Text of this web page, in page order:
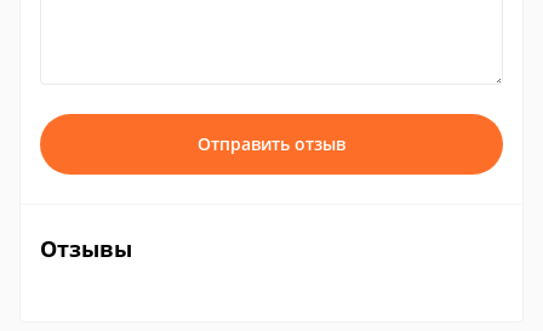
Отправить отзыв
Отзывы